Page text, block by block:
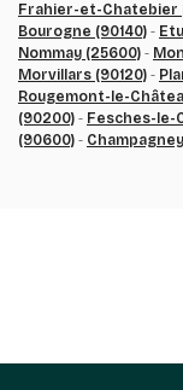
Frahier-et-Chatebier
Bourogne (90140) -
Nommay (25600) -
Morvillars (90120) -
Rougemont-le-
(90200) - Fesches-le-
(90600) -